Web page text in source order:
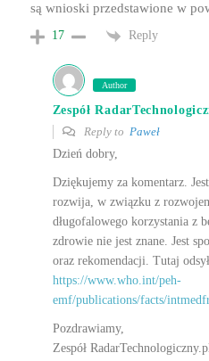
są wnioski przedstawione w
17 Reply
Author
Zespół
Reply to Paweł
Dzień dobry,
Dziękujemy za komentarz.
rozwija, w związku z
długofalowego korzystania z
zdrowie nie jest znane. Jest
oraz rekomendacji. Tutaj
https://www.who.int/peh-
emf/publications/facts/
Pozdrawiamy,
Zespół RadarTechnologiczny.pl